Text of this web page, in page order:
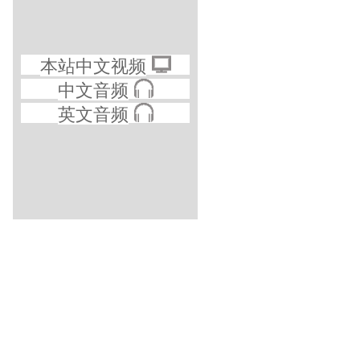
本站中文视频
中文音频
英文音频